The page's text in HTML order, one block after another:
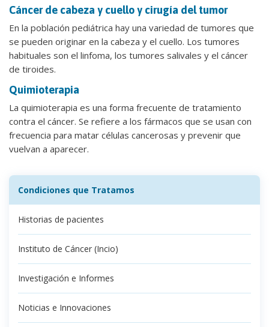
Cáncer de cabeza y cuello y cirugía del tumor
En la población pediátrica hay una variedad de tumores que
se pueden originar en la cabeza y el cuello. Los tumores
habituales son el linfoma, los tumores salivales y el cáncer
de tiroides.
Quimioterapia
La quimioterapia es una forma frecuente de tratamiento
contra el cáncer. Se refiere a los fármacos que se usan con
frecuencia para matar células cancerosas y prevenir que
vuelvan a aparecer.
Condiciones que Tratamos
Historias de pacientes
Instituto de Cáncer (Incio)
Investigación e Informes
Noticias e Innovaciones